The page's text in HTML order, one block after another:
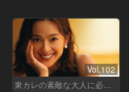
Vol.102
東カレの素敵な大人に必要なこと